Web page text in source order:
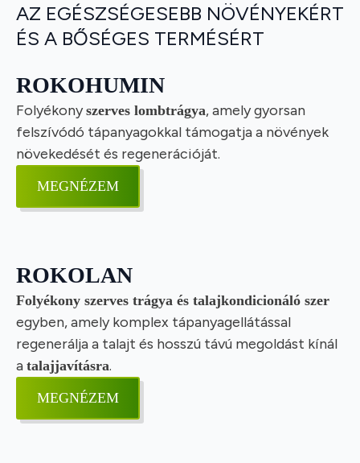
AZ EGÉSZSÉGESEBB NÖVÉNYEKÉRT
ÉS A BŐSÉGES TERMÉSÉRT
ROKOHUMIN
Folyékonyszerves lombtrágya, amely gyorsan
felszívódó tápanyagokkal támogatja a növények
növekedését és regenerációját.
MEGNÉZEM
ROKOLAN
Folyékony szerves trágya és talajkondicionáló szer
egyben, amely komplex tápanyagellátással
regenerálja a talajt és hosszú távú megoldást kínál
a talajjavításra.
MEGNÉZEM